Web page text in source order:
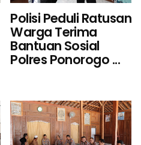
Polisi Peduli Ratusan
Warga Terima
Bantuan Sosial
Polres Ponorogo ...